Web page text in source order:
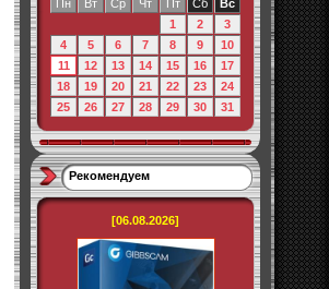
Пн
Вт Ср Чт Пт Сб
Вс
1
2
3
4
5 6 7 8 9
10
11
12 13 14 15 16
17
18
19 20 21 22 23
24
25
26 27 28 29 30 31
Рекомендуем
[06.08.2026]